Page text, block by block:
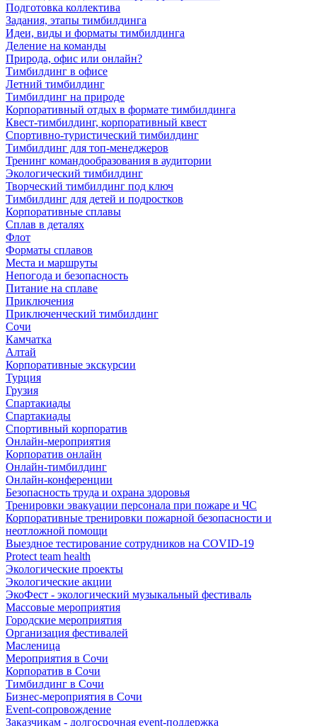
Подготовка коллектива
Задания, этапы тимбилдинга
Идеи, виды и форматы тимбилдинга
Деление на команды
Природа, офис или онлайн?
Тимбилдинг в офисе
Летний тимбилдинг
Тимбилдинг на природе
Корпоративный отдых в формате тимбилдинга
Квест-тимбилдинг, корпоративный квест
Спортивно-туристический тимбилдинг
Тимбилдинг для топ-менеджеров
Тренинг командообразования в аудитории
Экологический тимбилдинг
Творческий тимбилдинг под ключ
Тимбилдинг для детей и подростков
Корпоративные сплавы
Сплав в деталях
Флот
Форматы сплавов
Места и маршруты
Непогода и безопасность
Питание на сплаве
Приключения
Приключенческий тимбилдинг
Сочи
Камчатка
Алтай
Корпоративные экскурсии
Турция
Грузия
Спартакиады
Спартакиады
Спортивный корпоратив
Онлайн-мероприятия
Корпоратив онлайн
Онлайн-тимбилдинг
Онлайн-конференции
Безопасность труда и охрана здоровья
Тренировки эвакуации персонала при пожаре и ЧС
Корпоративные тренировки пожарной безопасности и
неотложной помощи
Выездное тестирование сотрудников на COVID-19
Protect team health
Экологические проекты
Экологические акции
ЭкоФест - экологический музыкальный фестиваль
Массовые мероприятия
Городские мероприятия
Организация фестивалей
Масленица
Мероприятия в Сочи
Корпоратив в Сочи
Тимбилдинг в Сочи
Бизнес-мероприятия в Сочи
Event-сопровождение
Заказчикам - долгосрочная event-поддержка